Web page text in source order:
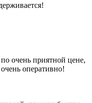
очень приятной цене,
оперативно!